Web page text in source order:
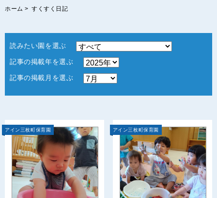
ホーム > すくすく日記
読みたい園を選ぶ
記事の掲載年を選ぶ
記事の掲載月を選ぶ
アイン三枚町保育園 アイン三枚町保育園